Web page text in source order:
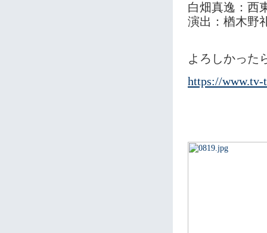
白畑真逸：西
演出：楢木野
よろしかった
https://www.tv-